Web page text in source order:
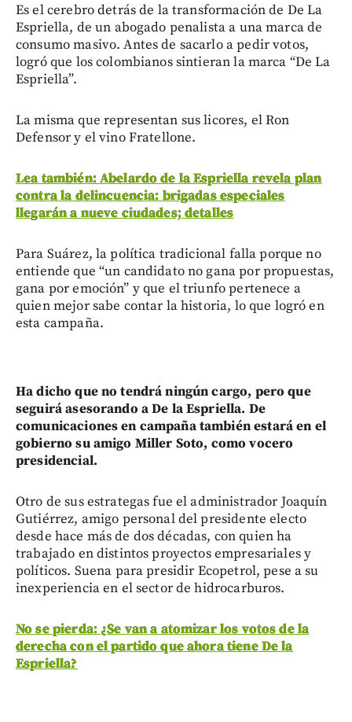
Es el cerebro detrás de la transformación de De La
Espriella, de un abogado penalista a una marca de
consumo masivo. Antes de sacarlo a pedir votos,
logró que los colombianos sintieran la marca “De La
Espriella”.
La misma que representan sus licores, el Ron
Defensor y el vino Fratellone.
Lea también: Abelardo de la Espriella revela plan
contra la delincuencia: brigadas especiales
llegarán a nueve ciudades; detalles
Para Suárez, la política tradicional falla porque no
entiende que “un candidato no gana por propuestas,
gana por emoción” y que el triunfo pertenece a
quien mejor sabe contar la historia, lo que logró en
esta campaña.
Ha dicho que no tendrá ningún cargo, pero que
seguirá asesorando a De la Espriella. De
comunicaciones en campaña también estará en el
gobierno su amigo Miller Soto, como vocero
presidencial.
Otro de sus estrategas fue el administrador Joaquín
Gutiérrez, amigo personal del presidente electo
desde hace más de dos décadas, con quien ha
trabajado en distintos proyectos empresariales y
políticos. Suena para presidir Ecopetrol, pese a su
inexperiencia en el sector de hidrocarburos.
No se pierda: ¿Se van a atomizar los votos de la
derecha con el partido que ahora tiene De la
Espriella?